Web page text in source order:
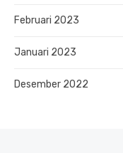
Februari 2023
Januari 2023
Desember 2022